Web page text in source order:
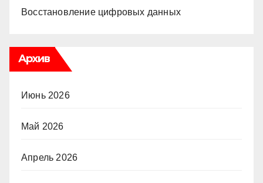
Восстановление цифровых данных
Архив
Июнь 2026
Май 2026
Апрель 2026